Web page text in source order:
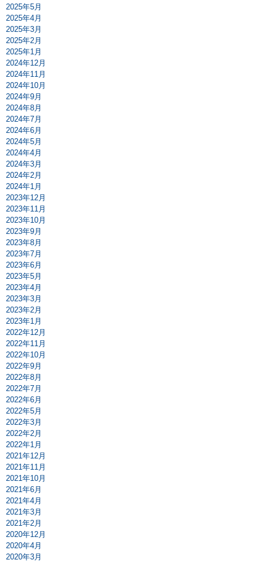
2025年5月
2025年4月
2025年3月
2025年2月
2025年1月
2024年12月
2024年11月
2024年10月
2024年9月
2024年8月
2024年7月
2024年6月
2024年5月
2024年4月
2024年3月
2024年2月
2024年1月
2023年12月
2023年11月
2023年10月
2023年9月
2023年8月
2023年7月
2023年6月
2023年5月
2023年4月
2023年3月
2023年2月
2023年1月
2022年12月
2022年11月
2022年10月
2022年9月
2022年8月
2022年7月
2022年6月
2022年5月
2022年3月
2022年2月
2022年1月
2021年12月
2021年11月
2021年10月
2021年6月
2021年4月
2021年3月
2021年2月
2020年12月
2020年4月
2020年3月